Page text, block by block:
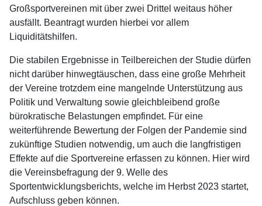
Großsportvereinen mit über zwei Drittel weitaus höher
ausfällt. Beantragt wurden hierbei vor allem
Liquiditätshilfen.
Die stabilen Ergebnisse in Teilbereichen der Studie dürfen
nicht darüber hinwegtäuschen, dass eine große Mehrheit
der Vereine trotzdem eine mangelnde Unterstützung aus
Politik und Verwaltung sowie gleichbleibend große
bürokratische Belastungen empfindet. Für eine
weiterführende Bewertung der Folgen der Pandemie sind
zukünftige Studien notwendig, um auch die langfristigen
Effekte auf die Sportvereine erfassen zu können. Hier wird
die Vereinsbefragung der 9. Welle des
Sportentwicklungsberichts, welche im Herbst 2023 startet,
Aufschluss geben können.